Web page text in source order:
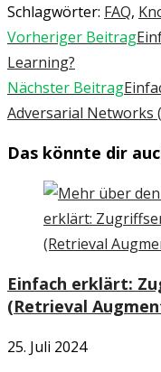
Schlagwörter: FAQ,
Weitere
Artikel
ansehen
Vorheriger Beitrag
Learning?
Nächster Beitrag
Adversarial Networks
Das könnte dir
Einfach erklärt:
(Retrieval
25. Juli 2024